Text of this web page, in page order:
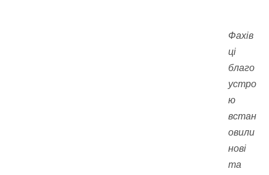
Фахів
ці
благо
устро
ю
встан
овили
нові
та